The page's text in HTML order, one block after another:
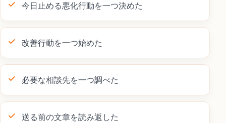
今日止める悪化行動を一つ決めた
改善行動を一つ始めた
必要な相談先を一つ調べた
送る前の文章を読み返した